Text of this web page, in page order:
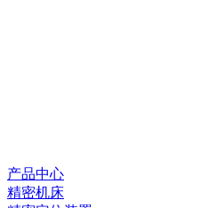
产品中心
精密机床